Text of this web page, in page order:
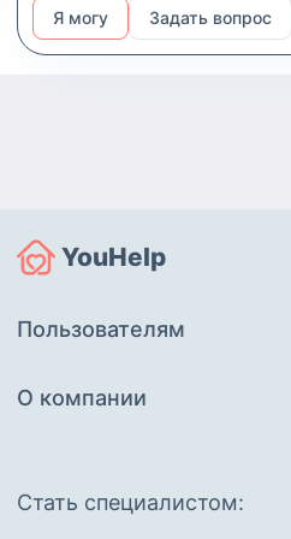
от няни такого же подхода
Я могу Задать вопрос
YouHelp
Пользователям
О компании
Cтать специалистом: